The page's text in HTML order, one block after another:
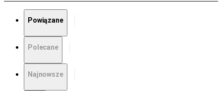
Powiązane
Polecane
Najnowsze